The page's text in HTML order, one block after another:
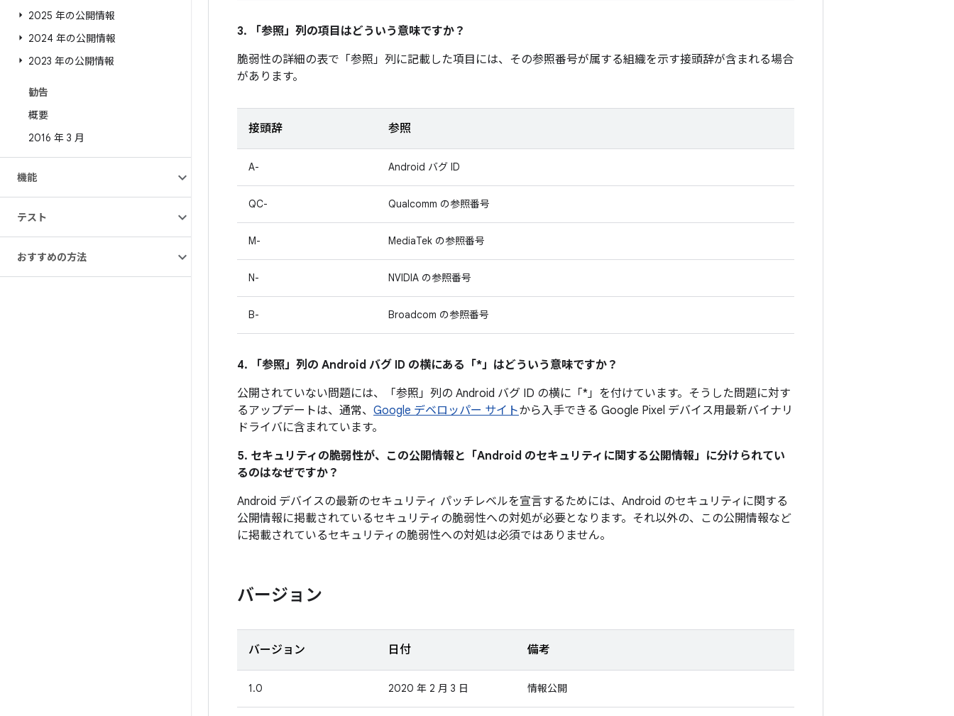
2025 年の公開情報
2024 年の公開情報
2023 年の公開情報
勧告
概要
2016 年 3 月
機能
テスト
おすすめの方法
3. 「参照」 列の項目はどういう意味ですか？
脆弱性の詳細の表で「参照」 列に記載した項目には、その参照番号が属する組織を示す接頭辞が含まれる場合
があります。
接頭辞 参照
A- Android バグ ID
QC- Qualcomm の参照番号
M- MediaTek の参照番号
N- NVIDIA の参照番号
B- Broadcom の参照番号
4. 「参照」 列の Android バグ ID の横にある「*」はどういう意味ですか？
公開されていない問題には、「参照」 列の Android バグ ID の横に「*」を付けています。そうした問題に対す
るアップデートは、通常、 Google デベロッパー サイトから入手できる Google Pixel デバイス用最新バイナリ
ドライバに含まれています。
5. セキュリティの脆弱性が、この公開情報と「Android のセキュリティに関する公開情報」に分けられてい
るのはなぜですか？
Android デバイスの最新のセキュリティ パッチレベルを宣言するためには、Android のセキュリティに関する
公開情報に掲載されているセキュリティの脆弱性への対処が必要となります。それ以外の、この公開情報など
に掲載されているセキュリティの脆弱性への対処は必須ではありません。
バージョン
バージョン 日付 備考
1.0 2020 年 2 月 3 日 情報公開